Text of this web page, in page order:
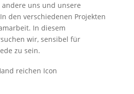
uns und unsere
den verschiedenen Projekten
In diesem
wir, sensibel für
zu sein.